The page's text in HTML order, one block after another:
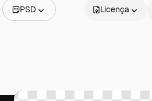
PSD
Vídeos
Licença